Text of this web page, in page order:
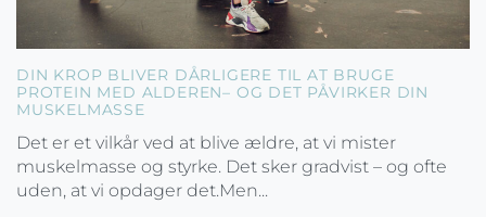
DIN KROP BLIVER DÅRLIGERE TIL AT BRUGE
PROTEIN MED ALDEREN– OG DET PÅVIRKER DIN
MUSKELMASSE
Det er et vilkår ved at blive ældre, at vi mister
muskelmasse og styrke. Det sker gradvist – og ofte
uden, at vi opdager det.Men...